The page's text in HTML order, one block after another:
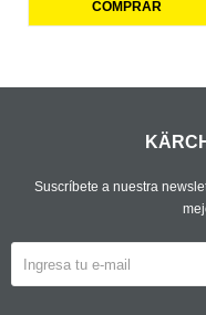
Suscríbete a nuestra